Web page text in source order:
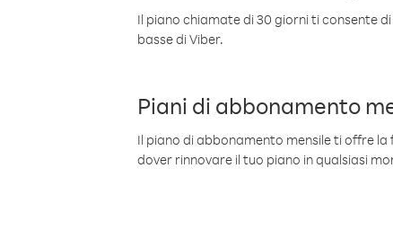
Il piano chiamate di 30 giorni ti consente
basse di Viber.
Piani di abbonamento
Il piano di abbonamento mensile ti offre
dover rinnovare il tuo piano in qualsiasi